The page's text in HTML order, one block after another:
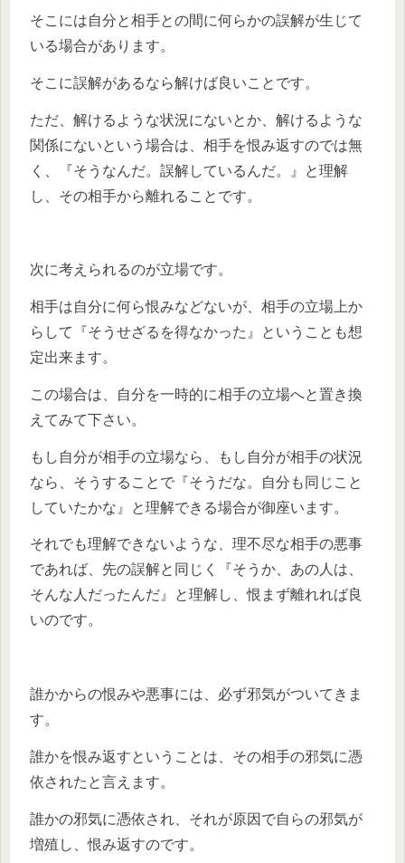
そこには自分と相手との間に何らかの誤解が生じて
いる場合があります。
そこに誤解があるなら解けば良いことです。
ただ、解けるような状況にないとか、解けるような
関係にないという場合は、相手を恨み返すのでは無
く、『そうなんだ。誤解しているんだ。』と理解
し、その相手から離れることです。
次に考えられるのが立場です。
相手は自分に何ら恨みなどないが、相手の立場上か
らして『そうせざるを得なかった』ということも想
定出来ます。
この場合は、自分を一時的に相手の立場へと置き換
えてみて下さい。
もし自分が相手の立場なら、もし自分が相手の状況
なら、そうすることで『そうだな。自分も同じこと
していたかな』と理解できる場合が御座います。
それでも理解できないような、理不尽な相手の悪事
であれば、先の誤解と同じく『そうか、あの人は、
そんな人だったんだ』と理解し、恨まず離れれば良
いのです。
誰かからの恨みや悪事には、必ず邪気がついてきま
す。
誰かを恨み返すということは、その相手の邪気に憑
依されたと言えます。
誰かの邪気に憑依され、それが原因で自らの邪気が
増殖し、恨み返すのです。